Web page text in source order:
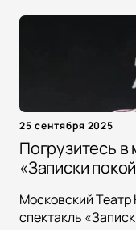
25 сентября 2025
Погрузитесь
«Записки
Московский
спектакль